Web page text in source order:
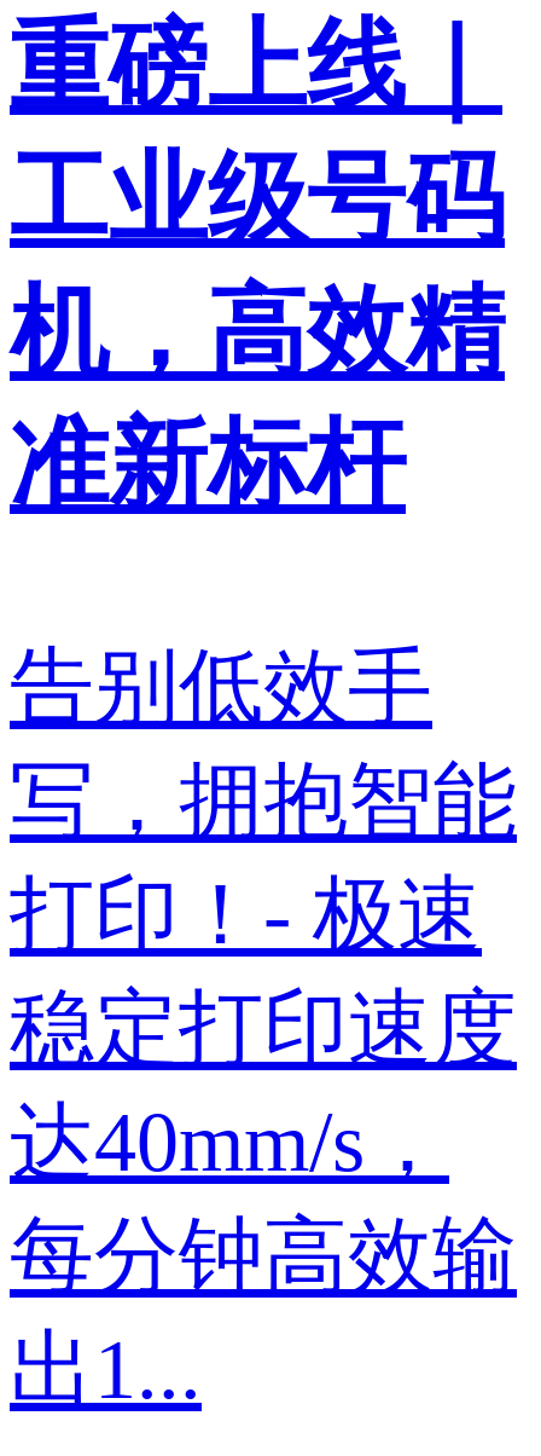
重磅上线｜
工业级号码
机，高效精
准新标杆
告别低效手
写，拥抱智能
打印！- 极速
稳定打印速度
达40mm/s，
每分钟高效输
出1...